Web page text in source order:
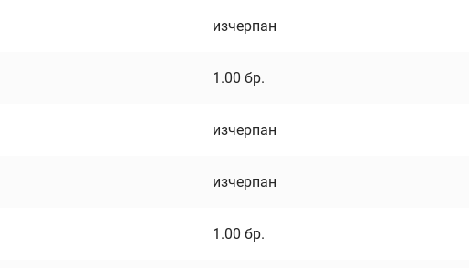
изчерпан
1.00 бр.
изчерпан
изчерпан
1.00 бр.